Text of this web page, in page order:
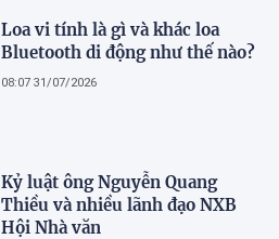
Loa vi tính là gì và khác loa
Bluetooth di động như thế nào?
08:07 31/07/2026
Kỷ luật ông Nguyễn Quang
Thiều và nhiều lãnh đạo NXB
Hội Nhà văn